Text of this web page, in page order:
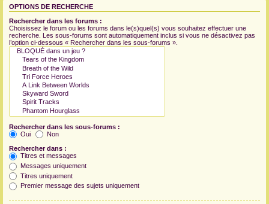
OPTIONS DE RECHERCHE
Rechercher dans les forums :
Choisissez le forum ou les forums dans le(s)quel(s) vous souhaitez effectuer une
recherche. Les sous-forums sont automatiquement inclus si vous ne désactivez pas
l’option ci-dessous « Rechercher dans les sous-forums ».
Rechercher dans les sous-forums :
Oui
Non
Rechercher dans :
Titres et messages
Messages uniquement
Titres uniquement
Premier message des sujets uniquement